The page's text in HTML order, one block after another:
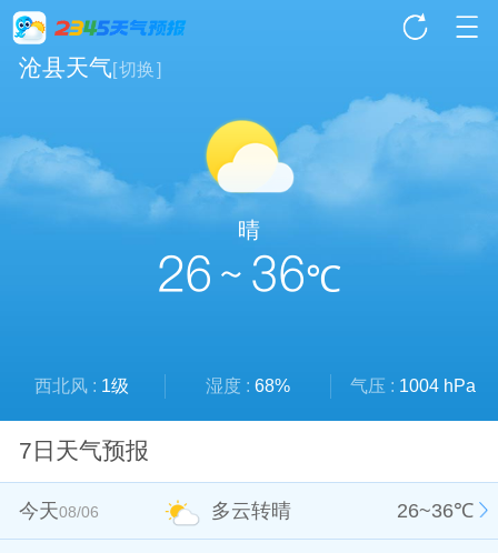
沧县天气[切换]
晴
26 ~ 36℃
西北风 : 1级 湿度 : 68% 气压 : 1004 hPa
7日天气预报
今天08/06 多云转晴 26~36℃